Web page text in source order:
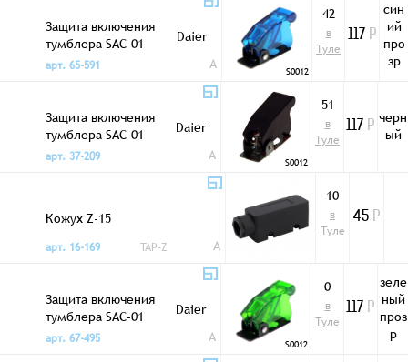
Защита включения
тумблера SAC-01
синяя/прозр
Daier
арт. 65-591
A S0012
42
в
Туле
117 Р
син
ий
про
зр
Защита включения
тумблера SAC-01
черная
Daier
арт. 37-209
A S0012
51
в
Туле
117 Р
черн
ый
Кожух Z-15
арт. 16-169
TAP-Z A
10
в
Туле
45 Р
Защита включения
тумблера SAC-01
зеленая/прозр
Daier
арт. 67-495
A S0012
0
в
Туле
117 Р
зеле
ный
проз
р